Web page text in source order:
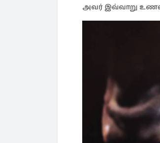
அவர் இவ்வாறு